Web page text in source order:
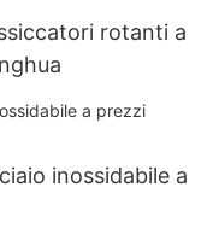
rotanti a
inossidabile a